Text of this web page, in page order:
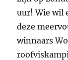
uur! Wie wil
deze
winnaars